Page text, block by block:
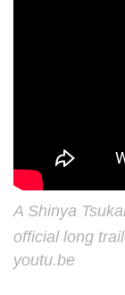
A Shinya
official long
youtu.be